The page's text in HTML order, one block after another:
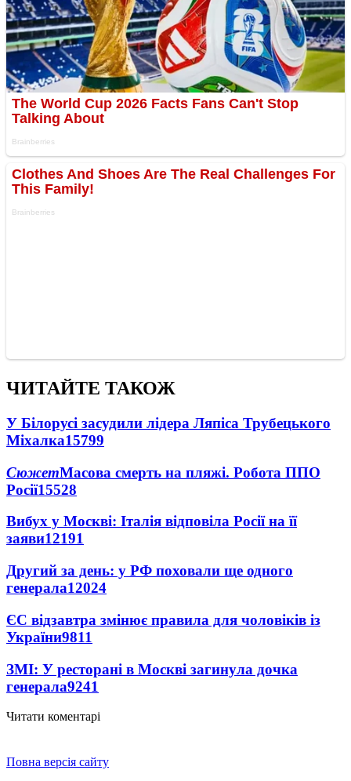
ЧИТАЙТЕ ТАКОЖ
У Білорусі засудили лідера Ляпіса Трубецького
Міхалка15799
СюжетМасова смерть на пляжі. Робота ППО
Росії15528
Вибух у Москві: Італія відповіла Росії на її
заяви12191
Другий за день: у РФ поховали ще одного
генерала12024
ЄС відзавтра змінює правила для чоловіків із
України9811
ЗМІ: У ресторані в Москві загинула дочка
генерала9241
Читати коментарі
Повна версія сайту